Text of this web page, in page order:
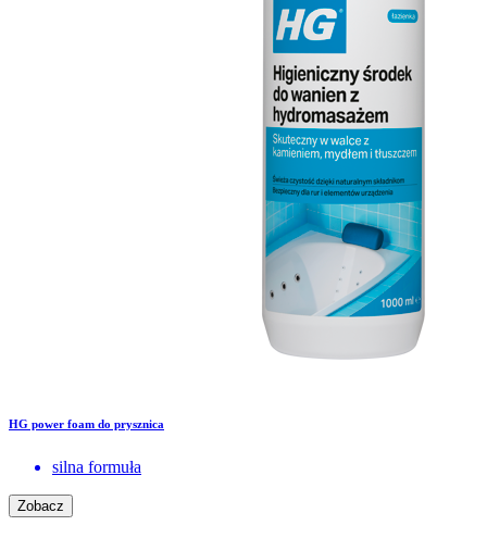
HG power foam do prysznica
silna formuła
Zobacz